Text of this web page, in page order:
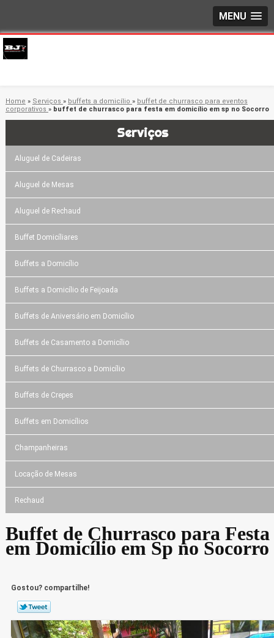
MENU
Home » Serviços » buffets a domicílio » buffet de churrasco para eventos
corporativos » buffet de churrasco para festa em domicílio em sp no Socorro
Serviços
Aluguel de Cadeiras
Aluguel de Mesas
Aluguel de Rechaud
Buffet Domicíliares
Buffets a Domicílio
Buffets a Domicílio de Feijoada
Buffets de Aniversário em Domicílio
Buffets de Casamento a Domicílio
Buffets de Churrasco a Domicílio
Buffets de Crepes
Buffets em Domicílios
Champanheiras
Locação de Mesas
Rechaud
Buffet de Churrasco para Festa
em Domicílio em Sp no Socorro
Gostou? compartilhe!